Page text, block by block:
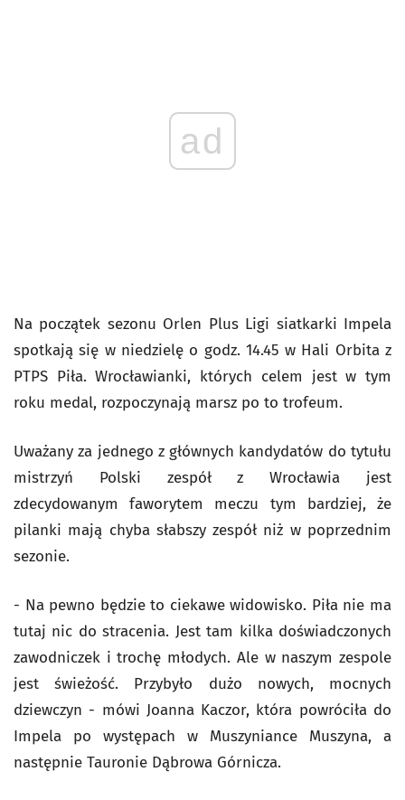
ad
Na początek sezonu Orlen Plus Ligi siatkarki Impela
spotkają się w niedzielę o godz. 14.45 w Hali Orbita z
PTPS Piła. Wrocławianki, których celem jest w tym
roku medal, rozpoczynają marsz po to trofeum.
Uważany za jednego z głównych kandydatów do tytułu
mistrzyń Polski zespół z Wrocławia jest
zdecydowanym faworytem meczu tym bardziej, że
pilanki mają chyba słabszy zespół niż w poprzednim
sezonie.
- Na pewno będzie to ciekawe widowisko. Piła nie ma
tutaj nic do stracenia. Jest tam kilka doświadczonych
zawodniczek i trochę młodych. Ale w naszym zespole
jest świeżość. Przybyło dużo nowych, mocnych
dziewczyn - mówi Joanna Kaczor, która powróciła do
Impela po występach w Muszyniance Muszyna, a
następnie Tauronie Dąbrowa Górnicza.